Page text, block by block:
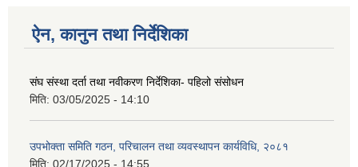
ऐन, कानुन तथा निर्देशिका
संघ संस्था दर्ता तथा नवीकरण निर्देशिका- पहिलो संसोधन
मिति: 03/05/2025 - 14:10
उपभोक्ता समिति गठन, परिचालन तथा व्यवस्थापन कार्यविधि, २०८१
मिति: 02/17/2025 - 14:55